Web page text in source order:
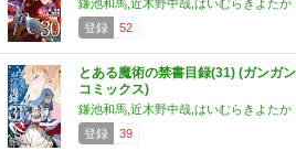
鎌池和馬,近木野中哉,はいむらきよたか
登録
52
とある魔術の禁書目録(31) (ガンガン
コミックス)
鎌池和馬,近木野中哉,はいむらきよたか
登録
39